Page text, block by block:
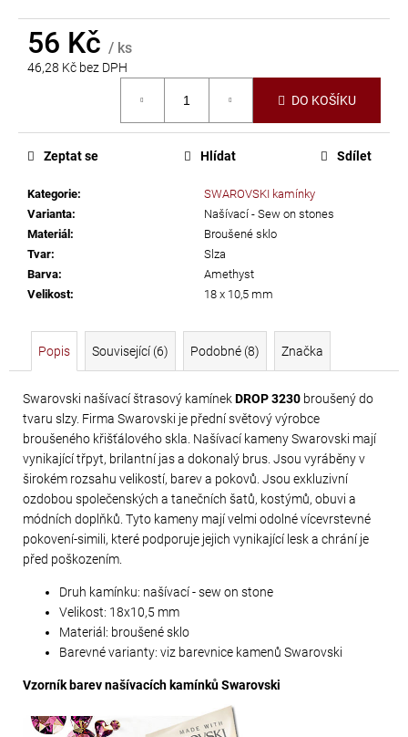
56 Kč / ks
46,28 Kč bez DPH
DO KOŠÍKU
Kategorie:
SWAROVSKI kamínky
Varianta:
Našívací - Sew on stones
Materiál:
Broušené sklo
Tvar:
Slza
Barva:
Amethyst
Velikost: 18 x 10,5 mm
Zeptat se Hlídat Sdílet
Popis Související (6) Podobné (8) Značka
Swarovski našívací štrasový kamínekDROP 3230 broušený do
tvaru slzy. Firma Swarovski je přední světový výrobce
broušeného křišťálového skla. Našívací kameny Swarovski mají
vynikající třpyt, brilantní jas a dokonalý brus. Jsou vyráběny v
širokém rozsahu velikostí, barev a pokovů. Jsou exkluzivní
ozdobou společenských a tanečních šatů, kostýmů, obuvi a
módních doplňků. Tyto kameny mají velmi odolné vícevrstevné
pokovení-simili, které podporuje jejich vynikající lesk a chrání je
před poškozením.
Druh kamínku: našívací - sew on stone
Velikost: 18x10,5 mm
Materiál: broušené sklo
Barevné varianty: viz barevnice kamenů Swarovski
Vzorník barev našívacích kamínků Swarovski
p
u
j
e
e
SWAROVSKI
XIRIUS
NH
CRYSTAL
AB
299
Kč